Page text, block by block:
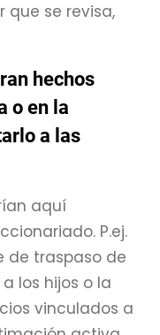
que se revisa,
hechos
o en la
a las
aquí
P.ej.
de traspaso de
los hijos o la
vinculados a